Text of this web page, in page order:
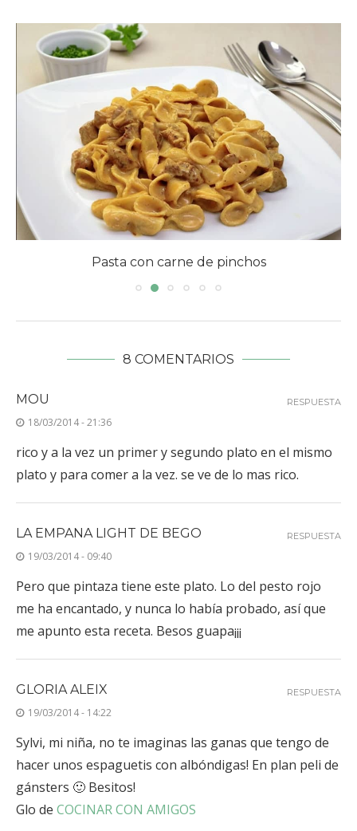
Pasta con carne de pinchos
8 COMENTARIOS
MOU
18/03/2014 - 21:36
rico y a la vez un primer y segundo plato en el mismo
plato y para comer a la vez. se ve de lo mas rico.
RESPUESTA
LA EMPANA LIGHT DE BEGO
19/03/2014 - 09:40
Pero que pintaza tiene este plato. Lo del pesto rojo
me ha encantado, y nunca lo había probado, así que
me apunto esta receta. Besos guapa¡¡¡
RESPUESTA
GLORIA ALEIX
19/03/2014 - 14:22
Sylvi, mi niña, no te imaginas las ganas que tengo de
hacer unos espaguetis con albóndigas! En plan peli de
gánsters 🙂 Besitos!
Glo de COCINAR CON AMIGOS
RESPUESTA